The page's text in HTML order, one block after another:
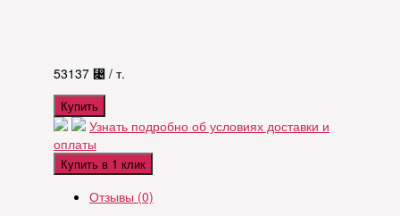
53137 ⃄ / т.
Купить
Узнать подробно об условиях доставки и
оплаты
Купить в 1 клик
Отзывы (0)